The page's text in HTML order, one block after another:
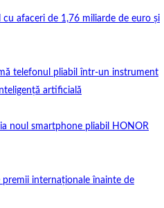
afaceri de 1,76 miliarde de euro și
telefonul pliabil într-un instrument
artificială
noul smartphone pliabil HONOR
internaționale înainte de